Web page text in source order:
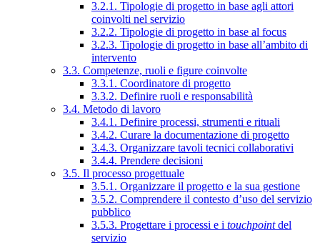
3.2.1. Tipologie di progetto in base agli attori
coinvolti nel servizio
3.2.2. Tipologie di progetto in base al focus
3.2.3. Tipologie di progetto in base all’ambito di
intervento
3.3. Competenze, ruoli e figure coinvolte
3.3.1. Coordinatore di progetto
3.3.2. Definire ruoli e responsabilità
3.4. Metodo di lavoro
3.4.1. Definire processi, strumenti e rituali
3.4.2. Curare la documentazione di progetto
3.4.3. Organizzare tavoli tecnici collaborativi
3.4.4. Prendere decisioni
3.5. Il processo progettuale
3.5.1. Organizzare il progetto e la sua gestione
3.5.2. Comprendere il contesto d’uso del servizio
pubblico
3.5.3. Progettare i processi e i touchpointdel
servizio